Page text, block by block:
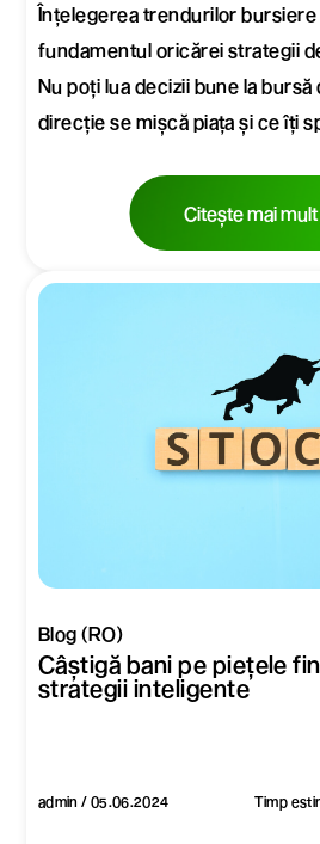
Înțelegerea trendurilor bursiere
fundamentul oricărei strategii
Nu poți lua decizii bune la bursă
direcție se mișcă piața și ce îți
Citește mai mult
Blog (RO)
Câștigă bani pe piețele
strategii inteligente
admin / 05.06.2024 Timp